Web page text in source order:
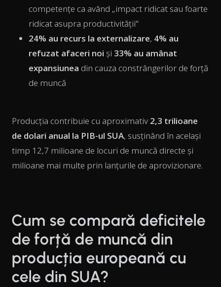
competențe ca având „impact ridicat sau foarte
ridicat asupra productivității"
24% au recurs la externalizare, 4% au
refuzat afaceri noi și 33% au amânat
expansiunea din cauza constrângerilor de forță
de muncă
Producția contribuie cu aproximativ 2,3 trilioane
de dolari anual la PIB-ul SUA, susținând în același
timp 12,7 milioane de locuri de muncă directe și
milioane mai multe prin lanțurile de aprovizionare.
Cum se compară deficitele
de forță de muncă din
producția europeană cu
cele din SUA?